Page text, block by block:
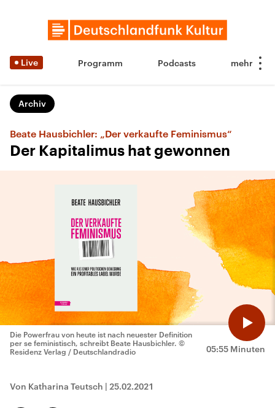
Live Programm Podcasts
Archiv
Beate Hausbichler: „Der verkaufte Feminismus“
Der Kapitalimus hat gewonnen
05:55 Minuten
Die Powerfrau von heute ist nach neuester Definition
per se feministisch, schreibt Beate Hausbichler. ©
Residenz Verlag / Deutschlandradio
Von Katharina Teutsch | 25.02.2021